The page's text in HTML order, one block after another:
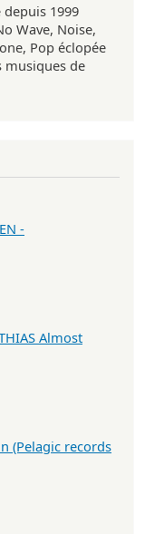
1999
Wave, Noise,
Pop éclopée
musiques de
-
Almost
(Pelagic records